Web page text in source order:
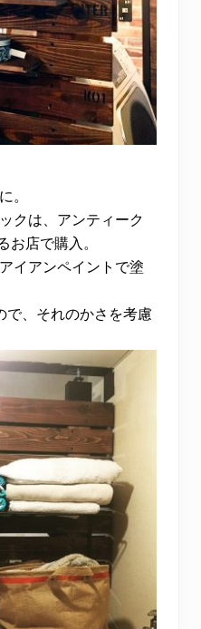
。
クは、アンティーク
お店で購入。
イアンペイントで塗
で、それのかさを考慮